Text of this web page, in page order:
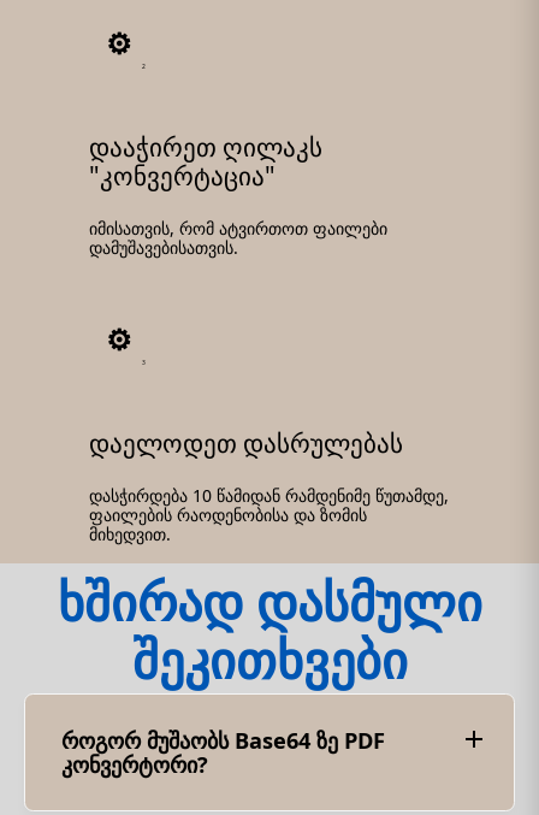
2
დააჭირეთ ღილაკს
"კონვერტაცია"
იმისათვის, რომ ატვირთოთ ფაილები
დამუშავებისათვის.
3
დაელოდეთ დასრულებას
დასჭირდება 10 წამიდან რამდენიმე წუთამდე,
ფაილების რაოდენობისა და ზომის
მიხედვით.
ხშირად დასმული
შეკითხვები
როგორ მუშაობს Base64 ზე PDF
კონვერტორი?